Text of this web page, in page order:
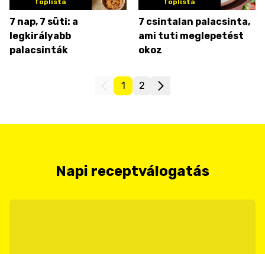
Toplista
7 nap, 7 süti: a
legkirályabb
palacsinták
Toplista
7 csintalan palacsinta,
ami tuti meglepetést
okoz
1 2
Napi receptválogatás